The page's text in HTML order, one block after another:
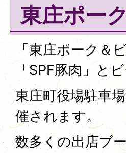
東庄ポー
「東庄ポーク＆
「SPF豚肉」と
東庄町役場駐車
催されます。
数多くの出店ブ